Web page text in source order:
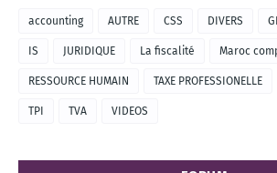
accounting AUTRE CSS DIVERS
IS JURIDIQUE La fiscalité Maroc
RESSOURCE HUMAIN TAXE PROFESSIONELLE
TPI TVA VIDEOS